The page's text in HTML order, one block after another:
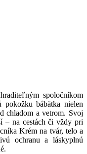
spoločníkom
bábätka nielen
chladom a vetrom. Svoj
– na cestách či vždy pri
Krém na tvár, telo a
ochranu a láskyplnú